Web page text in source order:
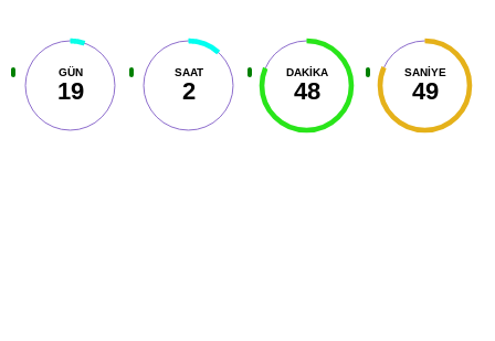
GÜN
19
SAAT
2
DAKIKA
48
SANIYE
49